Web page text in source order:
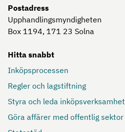
Postadress
Upphandlingsmyndigheten
Box 1194, 171 23 Solna
Hitta snabbt
Inköpsprocessen
Regler och lagstiftning
Styra och leda inköpsverksamhet
Göra affärer med offentlig sektor